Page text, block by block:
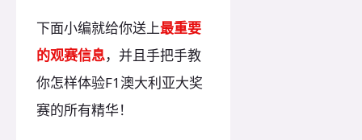
下面小编就给你送上最重要
的观赛信息，并且手把手教
你怎样体验F1澳大利亚大奖
赛的所有精华！